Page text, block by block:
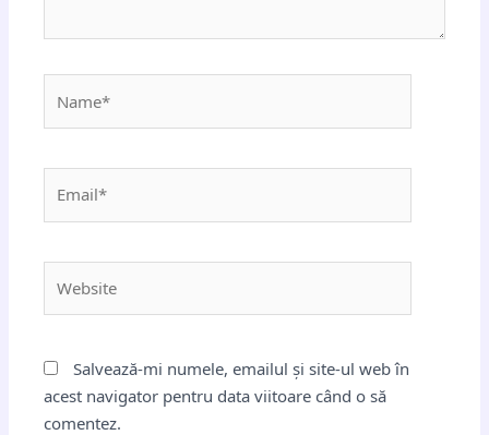
Salvează-mi numele, emailul și site-ul web în
acest navigator pentru data viitoare când o să
comentez.